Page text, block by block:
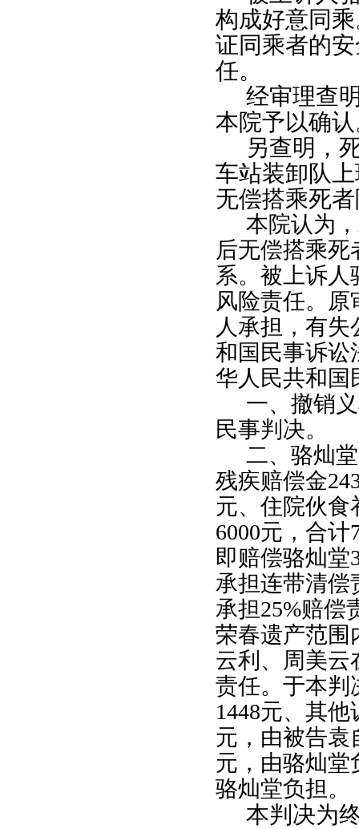
构成好意同
证同乘者的
任。
经审理查
本院予以确
另查明，
车站装卸队
无偿搭乘死
本院认为
后无偿搭乘
系。被上诉人
风险责任。
人承担，有
和国民事诉讼
华人民共和国
一、撤销
民事判决。
二、骆灿
残疾赔偿金
元、住院伙食
6000元，合计
即赔偿骆灿堂
承担连带清偿
承担25%赔偿
荣春遗产范围
云利、周美云
责任。于本判
1448元、其他
元，由被告袁
元，由骆灿堂
骆灿堂负担。
本判决为